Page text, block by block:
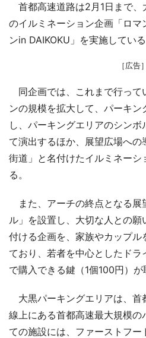
首都高速道路は2月1日まで、
のイルミネーション企画「ロマ
ンin DAIKOKU」を実施している
［広告］
同企画では、これまで行って
ンの規模を拡大して、パーキ
し、パーキングエリアのシン
て演出するほか、展望広場への
街道」と名付けたイルミネー
る。
また、アーチの終点となる展
ル」を設置し、大切な人との願
付ける企画を、家族やカップル
ており、若者を中心としたド
で購入できる鍵（1個100円）が
大黒パーキングエリアは、首
線上にある首都高速最大規模
ての施設には、ファーストフー